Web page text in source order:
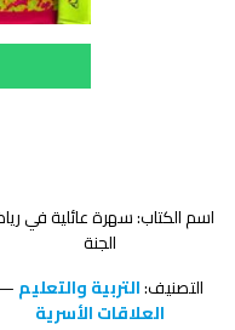
اسم الكتاب: سهرة عائلية في
الجنة
التصنيف:التربية والتعليم
العلاقات الأسرية